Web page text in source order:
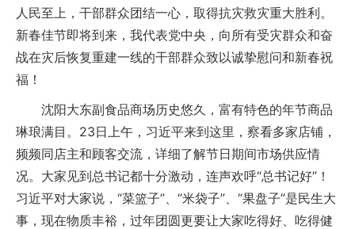
人民至上，干部群众团结一心，取得抗灾救灾重大胜利。
新春佳节即将到来，我代表党中央，向所有受灾群众和奋
战在灾后恢复重建一线的干部群众致以诚挚慰问和新春祝
福！
沈阳大东副食品商场历史悠久，富有特色的年节商品
琳琅满目。23日上午，习近平来到这里，察看多家店铺，
频频同店主和顾客交流，详细了解节日期间市场供应情
况。大家见到总书记都十分激动，连声欢呼“总书记好”！
习近平对大家说，“菜篮子”、“米袋子”、“果盘子”是民生大
事，现在物质丰裕，过年团圆更要让大家吃得好、吃得健